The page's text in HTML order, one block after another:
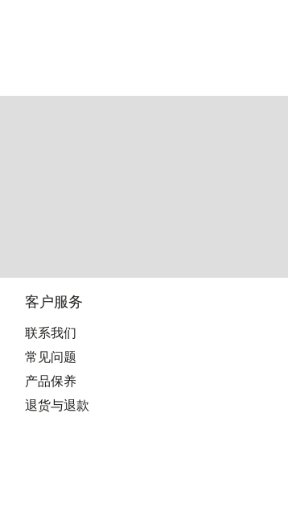
客户服务
联系我们
常见问题
产品保养
退货与退款